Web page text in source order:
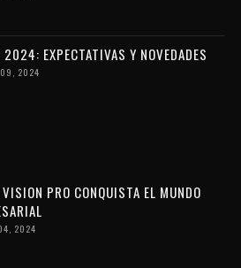
2024: EXPECTATIVAS Y NOVEDADES
09, 2024
PRO CONQUISTA EL MUNDO
2024